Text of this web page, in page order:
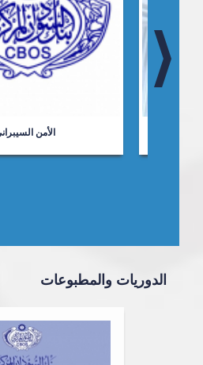
الأمن
الدوريات والمطبوعات